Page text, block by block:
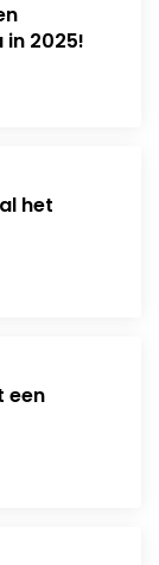
2025!
het
een